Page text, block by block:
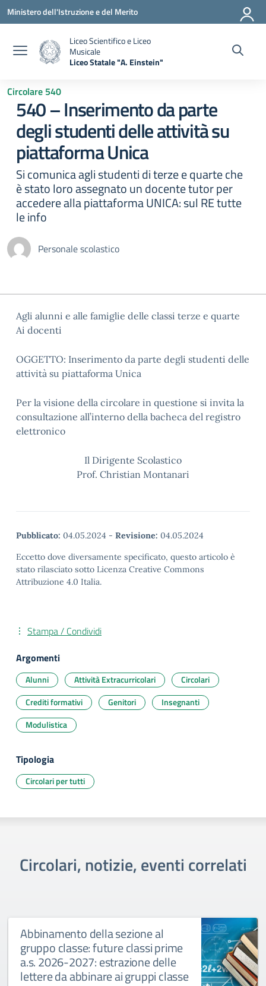
Vai ai contenuti
Vai al menu di navigazione
Vai al footer
Ministero dell'Istruzione e del Merito
Liceo Scientifico e Liceo
Musicale
Liceo Statale "A. Einstein"
Circolare 540
540 – Inserimento da parte
degli studenti delle attività su
piattaforma Unica
Si comunica agli studenti di terze e quarte che
è stato loro assegnato un docente tutor per
accedere alla piattaforma UNICA: sul RE tutte
le info
Personale scolastico
Agli alunni e alle famiglie delle classi terze e quarte
Ai docenti
OGGETTO: Inserimento da parte degli studenti delle
attività su piattaforma Unica
Per la visione della circolare in questione si invita la
consultazione all’interno della bacheca del registro
elettronico
Il Dirigente Scolastico
Prof. Christian Montanari
Pubblicato: 04.05.2024 - Revisione: 04.05.2024
Eccetto dove diversamente specificato, questo articolo è
stato rilasciato sotto Licenza Creative Commons
Attribuzione 4.0 Italia.
Stampa / Condividi
Argomenti
Alunni Attività Extracurricolari
Circolari
Crediti formativi
Genitori
Insegnanti
Modulistica
Tipologia
Circolari per tutti
Circolari, notizie, eventi correlati
Abbinamento della sezione al
gruppo classe: future classi prime
a.s. 2026-2027: estrazione delle
lettere da abbinare ai gruppi classe